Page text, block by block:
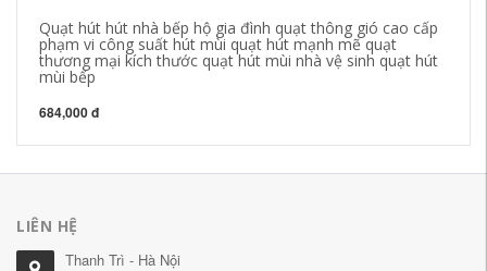
Quạt hút hút nhà bếp hộ gia đình quạt thông gió cao cấp
phạm vi công suất hút mùi quạt hút mạnh mẽ quạt
thương mại kích thước quạt hút mùi nhà vệ sinh quạt hút
mùi bếp
684,000 đ
LIÊN HỆ
Thanh Trì - Hà Nội